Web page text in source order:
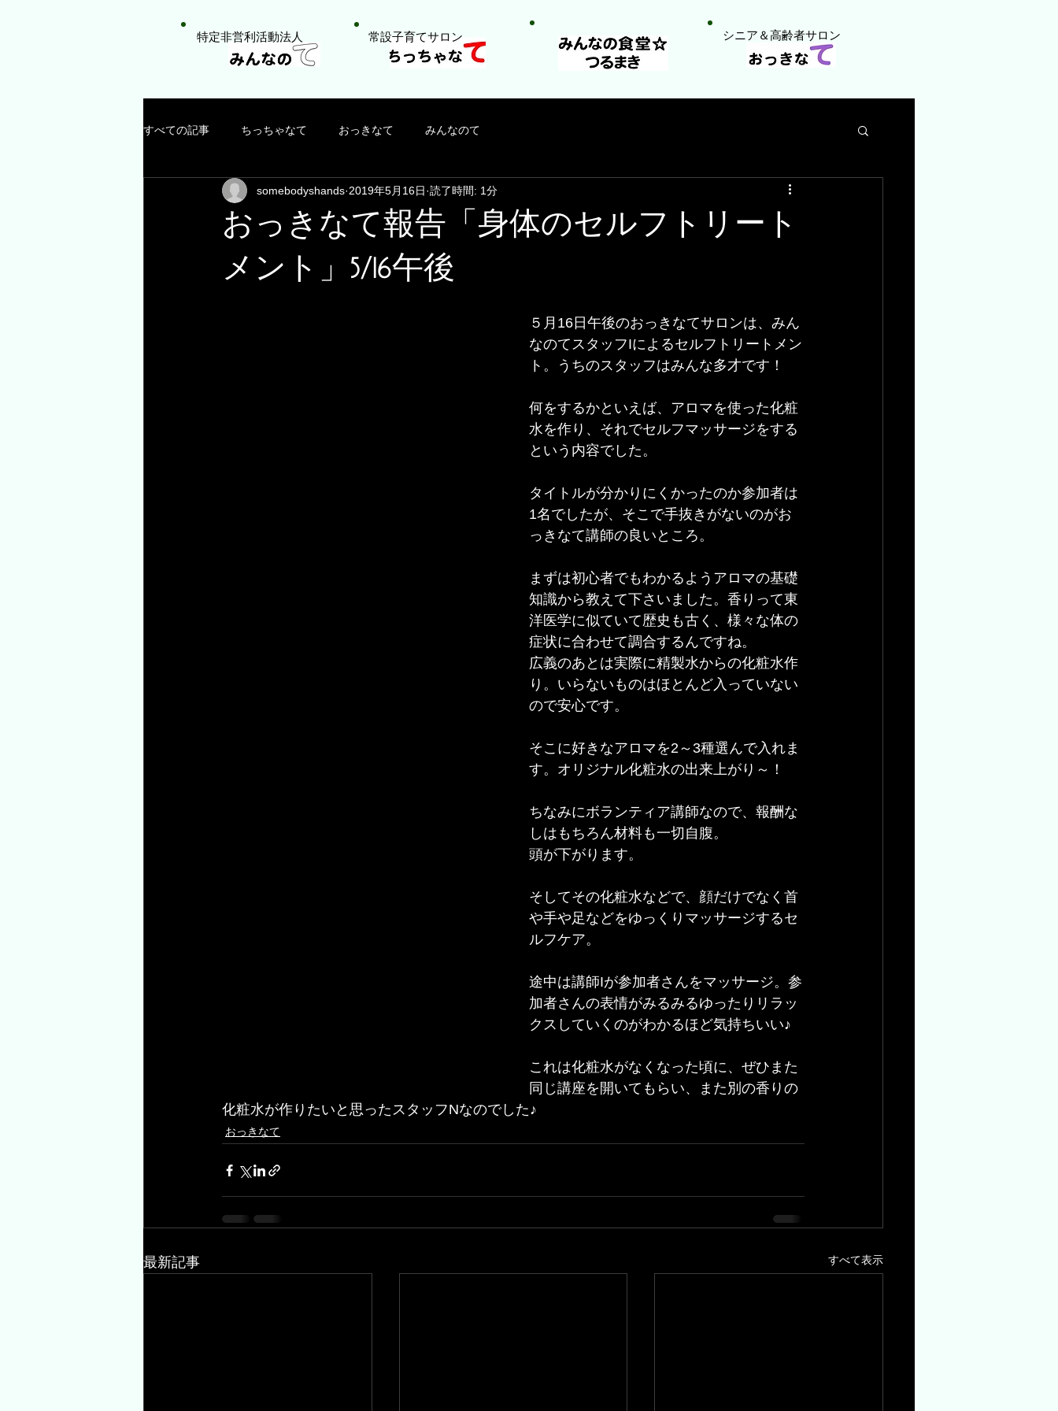
特定非営利活動法人 ​常設子育てサロン ​シニア＆高齢者サロン
すべての記事 ちっちゃなて おっきなて みんなのて
おっきなて報告「身体のセルフトリート
メント」5/16午後
somebodyshands 2019年5月16日 読了時間: 1分
５月16日午後のおっきなてサロンは、みん
なのてスタッフIによるセルフトリートメン
ト。うちのスタッフはみんな多才です！
何をするかといえば、アロマを使った化粧
水を作り、それでセルフマッサージをする
という内容でした。
タイトルが分かりにくかったのか参加者は
1名でしたが、そこで手抜きがないのがお
っきなて講師の良いところ。
まずは初心者でもわかるようアロマの基礎
知識から教えて下さいました。香りって東
洋医学に似ていて歴史も古く、様々な体の
症状に合わせて調合するんですね。
広義のあとは実際に精製水からの化粧水作
り。いらないものはほとんど入っていない
ので安心です。
そこに好きなアロマを2～3種選んで入れま
す。オリジナル化粧水の出来上がり～！
ちなみにボランティア講師なので、報酬な
しはもちろん材料も一切自腹。
頭が下がります。
そしてその化粧水などで、顔だけでなく首
や手や足などをゆっくりマッサージするセ
ルフケア。
途中は講師Iが参加者さんをマッサージ。参
加者さんの表情がみるみるゆったりリラッ
クスしていくのがわかるほど気持ちいい♪
これは化粧水がなくなった頃に、ぜひまた
同じ講座を開いてもらい、また別の香りの
化粧水が作りたいと思ったスタッフNなのでした♪
おっきなて
最新記事 すべて表示